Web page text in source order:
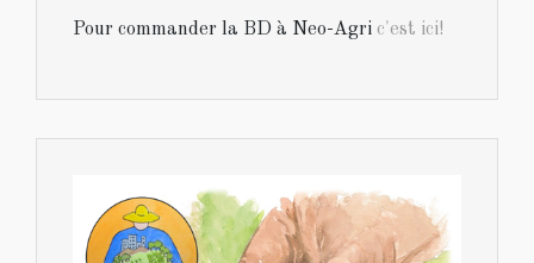
Pour commander la BD à Neo-Agri c'est ici!